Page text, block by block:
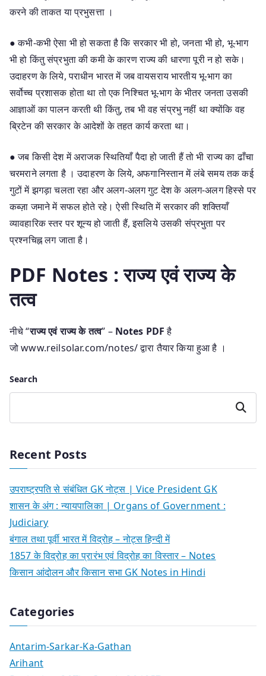
करने की ताकत या प्रभुसत्ता ।
● कभी-कभी ऐसा भी हो सकता है कि सरकार भी हो, जनता भी हो, भू-भाग
भी हो किंतु संप्रभुता की कमी के कारण राज्य की धारणा पूरी न हो सके।
उदाहरण के लिये, पराधीन भारत में जब वायसराय भारतीय भू-भाग का
सर्वोच्च प्रशासक होता था तो एक निश्चित भू-भाग के भीतर जनता उसकी
आज्ञाओं का पालन करती थी किंतु, तब भी वह संप्रभु नहीं था क्योंकि वह
ब्रिटेन की सरकार के आदेशों के तहत कार्य करता था।
● जब किसी देश में अराजक स्थितियाँ पैदा हो जाती हैं तो भी राज्य का ढाँचा
चरमराने लगता है । उदाहरण के लिये, अफगानिस्तान में लंबे समय तक कई
गुटों में झगड़ा चलता रहा और अलग-अलग गुट देश के अलग-अलग हिस्से पर
कब्ज़ा जमाने में सफल होते रहे। ऐसी स्थिति में सरकार की शक्तियाँ
व्यावहारिक स्तर पर शून्य हो जाती हैं, इसलिये उसकी संप्रभुता पर
प्रश्नचिह्न लग जाता है।
PDF Notes : राज्य एवं राज्य के
तत्व
नीचे “राज्य एवं राज्य के तत्व” – Notes PDFहै
जो www.reilsolar.com/notes/ द्वारा तैयार किया हुआ है ।
Search
Search
Recent Posts
उपराष्ट्रपति से संबंधित GK नोट्स | Vice President GK
शासन के अंग : न्यायपालिका | Organs of Government :
Judiciary
बंगाल तथा पूर्वी भारत में विद्रोह – नोट्स हिन्दी में
1857 के विद्रोह का प्रारंभ एवं विद्रोह का विस्तार – Notes
किसान आंदोलन और किसान सभा GK Notes in Hindi
Categories
Antarim-Sarkar-Ka-Gathan
Arihant